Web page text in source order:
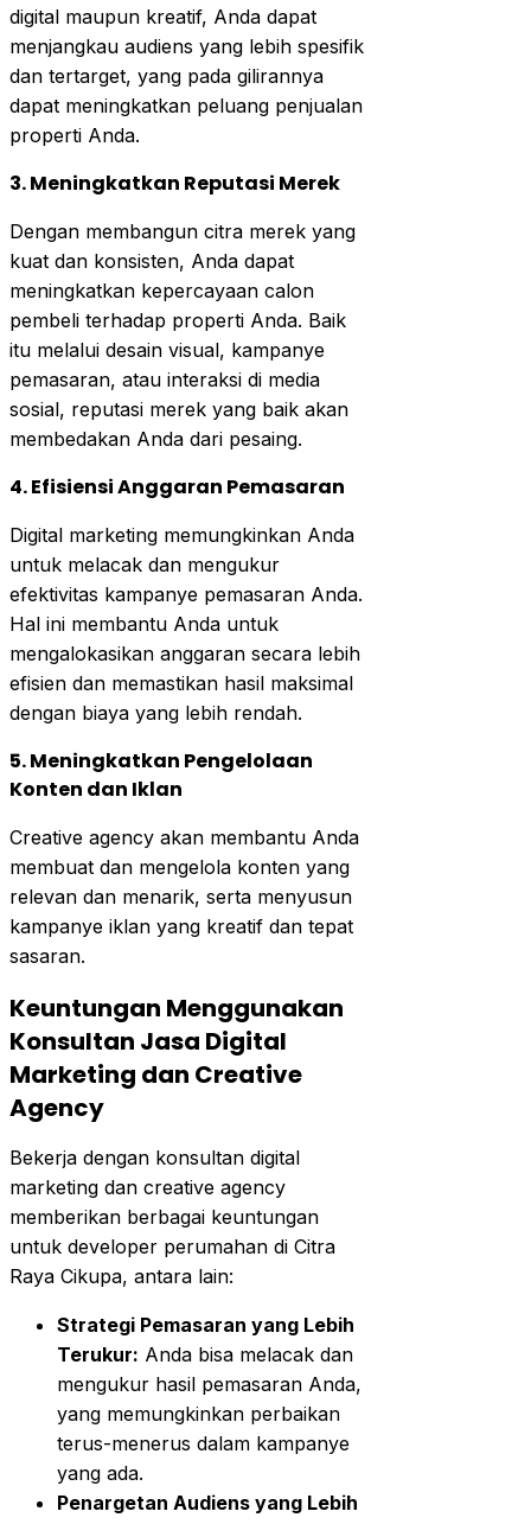
digital maupun kreatif, Anda dapat
menjangkau audiens yang lebih spesifik
dan tertarget, yang pada gilirannya
dapat meningkatkan peluang penjualan
properti Anda.
3. Meningkatkan Reputasi Merek
Dengan membangun citra merek yang
kuat dan konsisten, Anda dapat
meningkatkan kepercayaan calon
pembeli terhadap properti Anda. Baik
itu melalui desain visual, kampanye
pemasaran, atau interaksi di media
sosial, reputasi merek yang baik akan
membedakan Anda dari pesaing.
4. Efisiensi Anggaran Pemasaran
Digital marketing memungkinkan Anda
untuk melacak dan mengukur
efektivitas kampanye pemasaran Anda.
Hal ini membantu Anda untuk
mengalokasikan anggaran secara lebih
efisien dan memastikan hasil maksimal
dengan biaya yang lebih rendah.
5. Meningkatkan Pengelolaan
Konten dan Iklan
Creative agency akan membantu Anda
membuat dan mengelola konten yang
relevan dan menarik, serta menyusun
kampanye iklan yang kreatif dan tepat
sasaran.
Keuntungan Menggunakan
Konsultan Jasa Digital
Marketing dan Creative
Agency
Bekerja dengan konsultan digital
marketing dan creative agency
memberikan berbagai keuntungan
untuk developer perumahan di Citra
Raya Cikupa, antara lain:
Strategi Pemasaran yang Lebih
Terukur: Anda bisa melacak dan
mengukur hasil pemasaran Anda,
yang memungkinkan perbaikan
terus-menerus dalam kampanye
yang ada.
Penargetan Audiens yang Lebih